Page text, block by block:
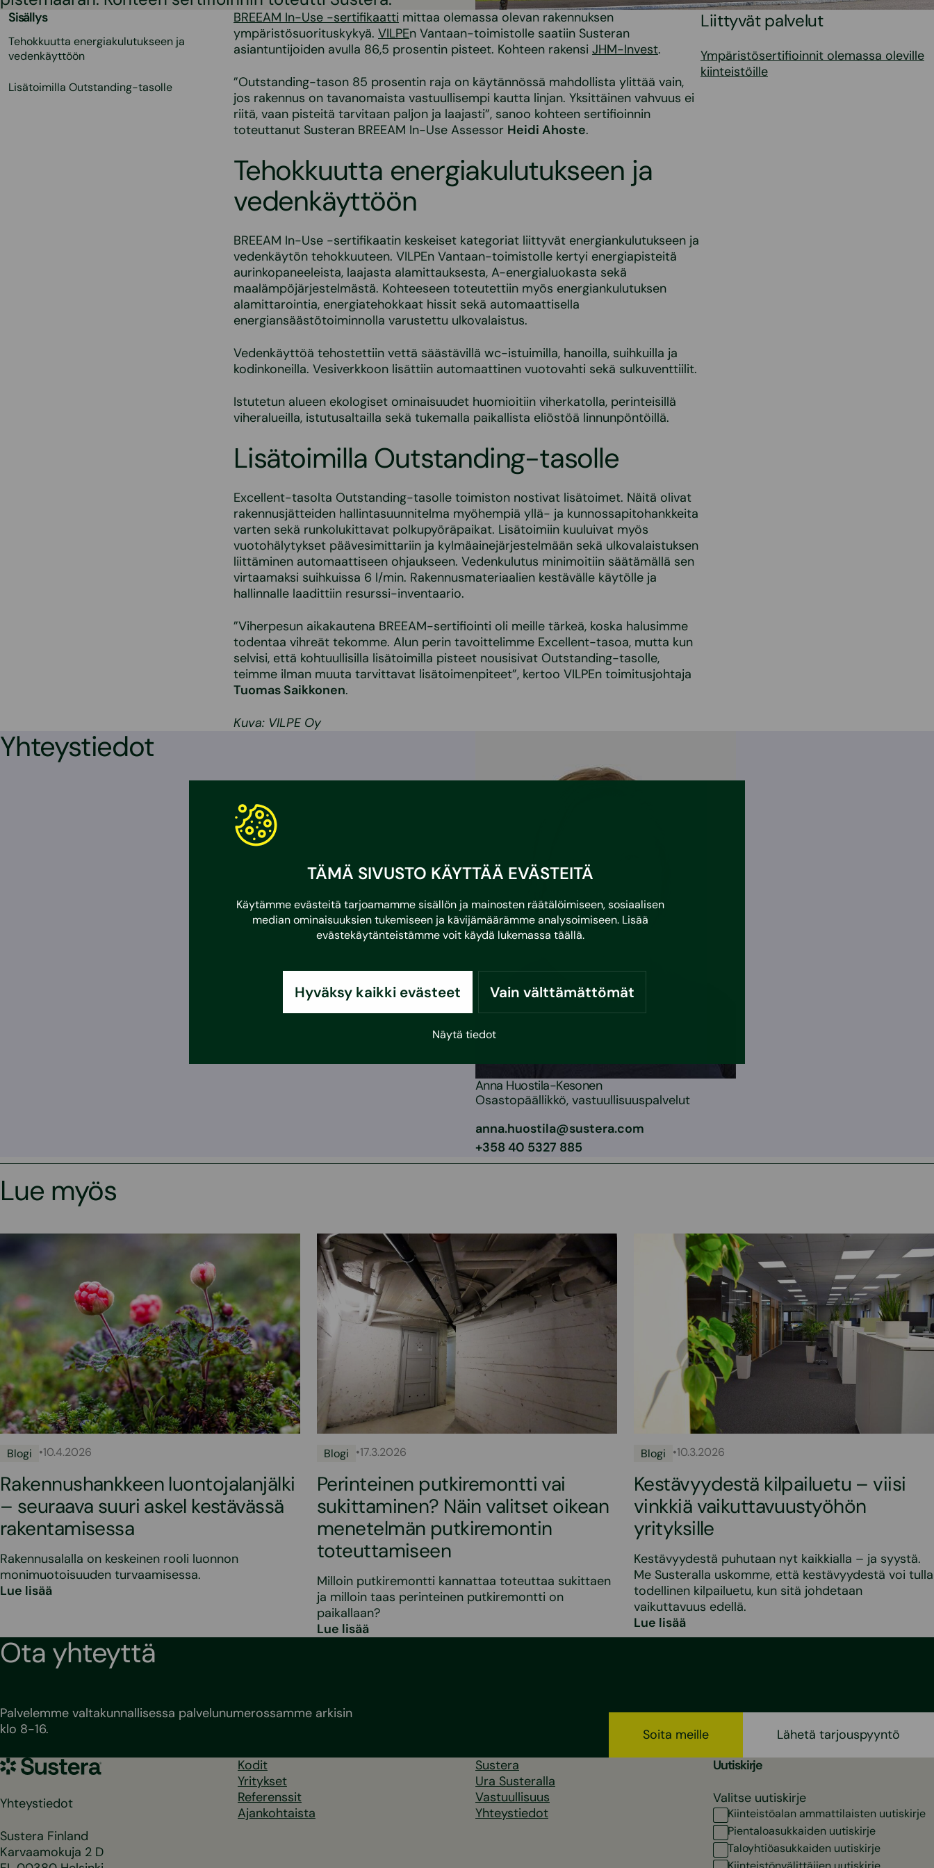
TÄMÄ SIVUSTO KÄYTTÄÄ EVÄSTEITÄ
Käytämme evästeitä tarjoamamme sisällön ja mainosten räätälöimiseen, sosiaalisen
median ominaisuuksien tukemiseen ja kävijämäärämme analysoimiseen. Lisää
evästekäytänteistämme voit käydä lukemassa täällä.
Hyväksy kaikki evästeet Vain välttämättömät
Näytä tiedot
Sisällys
Tehokkuutta energiakulutukseen ja
vedenkäyttöön
Lisätoimilla Outstanding-tasolle
BREEAM In-Use -sertifikaatti mittaa olemassa olevan rakennuksen
ympäristösuorituskykyä. VILPEn Vantaan-toimistolle saatiin Susteran
asiantuntijoiden avulla 86,5 prosentin pisteet. Kohteen rakensi JHM-Invest.
”Outstanding-tason 85 prosentin raja on käytännössä mahdollista ylittää vain,
jos rakennus on tavanomaista vastuullisempi kautta linjan. Yksittäinen vahvuus ei
riitä, vaan pisteitä tarvitaan paljon ja laajasti”, sanoo kohteen sertifioinnin
toteuttanut Susteran BREEAM In-Use Assessor Heidi Ahoste.
Tehokkuutta energiakulutukseen ja
vedenkäyttöön
BREEAM In-Use -sertifikaatin keskeiset kategoriat liittyvät energiankulutukseen ja
vedenkäytön tehokkuuteen. VILPEn Vantaan-toimistolle kertyi energiapisteitä
aurinkopaneeleista, laajasta alamittauksesta, A-energialuokasta sekä
maalämpöjärjestelmästä. Kohteeseen toteutettiin myös energiankulutuksen
alamittarointia, energiatehokkaat hissit sekä automaattisella
energiansäästötoiminnolla varustettu ulkovalaistus.
Vedenkäyttöä tehostettiin vettä säästävillä wc-istuimilla, hanoilla, suihkuilla ja
kodinkoneilla. Vesiverkkoon lisättiin automaattinen vuotovahti sekä sulkuventtiilit.
Istutetun alueen ekologiset ominaisuudet huomioitiin viherkatolla, perinteisillä
viheralueilla, istutusaltailla sekä tukemalla paikallista eliöstöä linnunpöntöillä.
Lisätoimilla Outstanding-tasolle
Excellent-tasolta Outstanding-tasolle toimiston nostivat lisätoimet. Näitä olivat
rakennusjätteiden hallintasuunnitelma myöhempiä yllä- ja kunnossapitohankkeita
varten sekä runkolukittavat polkupyöräpaikat. Lisätoimiin kuuluivat myös
vuotohälytykset päävesimittariin ja kylmäainejärjestelmään sekä ulkovalaistuksen
liittäminen automaattiseen ohjaukseen. Vedenkulutus minimoitiin säätämällä sen
virtaamaksi suihkuissa 6 l/min. Rakennusmateriaalien kestävälle käytölle ja
hallinnalle laadittiin resurssi-inventaario.
”Viherpesun aikakautena BREEAM-sertifiointi oli meille tärkeä, koska halusimme
todentaa vihreät tekomme. Alun perin tavoittelimme Excellent-tasoa, mutta kun
selvisi, että kohtuullisilla lisätoimilla pisteet nousisivat Outstanding-tasolle,
teimme ilman muuta tarvittavat lisätoimenpiteet”, kertoo VILPEn toimitusjohtaja
Tuomas Saikkonen.
Kuva: VILPE Oy
Liittyvät palvelut
Ympäristösertifioinnit olemassa oleville
kiinteistöille
Yhteystiedot
Anna Huostila-Kesonen
Osastopäällikkö, vastuullisuuspalvelut
anna.huostila@sustera.com
+358 40 5327 885
Lue myös
Blogi •10.4.2026
Rakennushankkeen luontojalanjälki
– seuraava suuri askel kestävässä
rakentamisessa
Rakennusalalla on keskeinen rooli luonnon
monimuotoisuuden turvaamisessa.
Lue lisää
Blogi •17.3.2026
Perinteinen putkiremontti vai
sukittaminen? Näin valitset oikean
menetelmän putkiremontin
toteuttamiseen
Milloin putkiremontti kannattaa toteuttaa sukittaen
ja milloin taas perinteinen putkiremontti on
paikallaan?
Lue lisää
Blogi •10.3.2026
Kestävyydestä kilpailuetu – viisi
vinkkiä vaikuttavuustyöhön
yrityksille
Kestävyydestä puhutaan nyt kaikkialla – ja syystä.
Me Susteralla uskomme, että kestävyydestä voi tulla
todellinen kilpailuetu, kun sitä johdetaan
vaikuttavuus edellä.
Lue lisää
Ota yhteyttä
Palvelemme valtakunnallisessa palvelunumerossamme arkisin
klo 8-16.
Soita meille
Lähetä tarjouspyyntö
Sustera
Yhteystiedot
Sustera Finland
Karvaamokuja 2 D
Kodit
Yritykset
Referenssit
Ajankohtaista
Sustera
Ura Susteralla
Vastuullisuus
Yhteystiedot
Uutiskirje
Valitse uutiskirje
Kiinteistöalan ammattilaisten uutiskirje
Pientaloasukkaiden uutiskirje
Taloyhtiöasukkaiden uutiskirje